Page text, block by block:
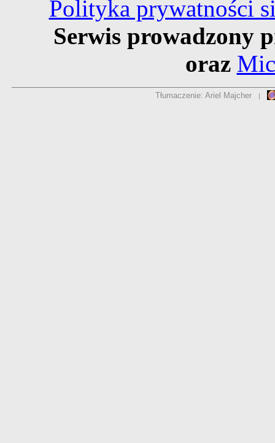
Polityka prywatności
Serwis prowadzony
oraz
Tłumaczenie: Ariel Majcher